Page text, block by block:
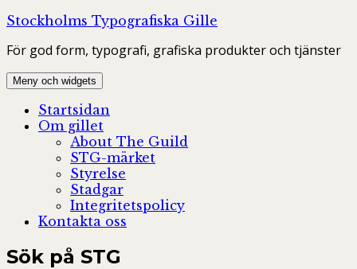
Hoppa
innehåll
Stockholms Typografiska Gille
För god form, typografi, grafiska produkter och tjänster
Meny och widgets
Startsidan
Om gillet
About The Guild
STG-märket
Styrelse
Stadgar
Integritetspolicy
Kontakta oss
Sök på STG